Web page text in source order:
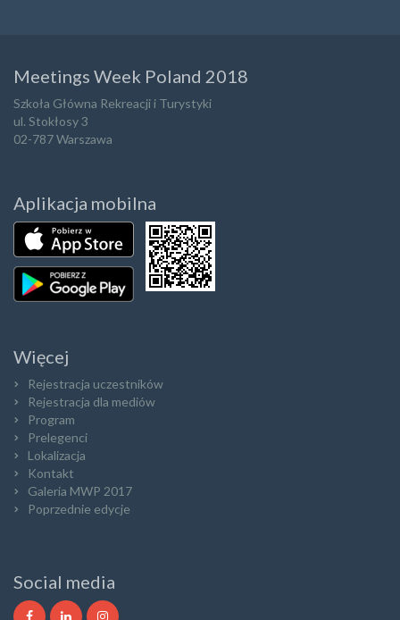
Meetings Week Poland 2018
Szkoła Główna Rekreacji i Turystyki
ul. Stokłosy 3
02-787 Warszawa
Aplikacja mobilna
Więcej
Rejestracja uczestników
Rejestracja dla mediów
Program
Prelegenci
Lokalizacja
Kontakt
Galeria MWP 2017
Poprzednie edycje
Social media